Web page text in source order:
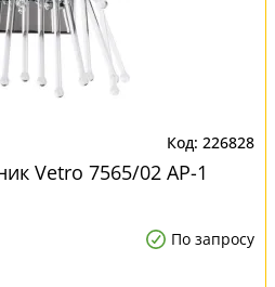
226828
Vetro 7565/02 AP-1
По запросу